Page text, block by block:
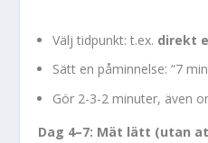
Välj tidpunkt: t.ex. direkt
Sätt en påminnelse: “7
Gör 2-3-2 minuter, även
Dag 4–7: Mät lätt (utan